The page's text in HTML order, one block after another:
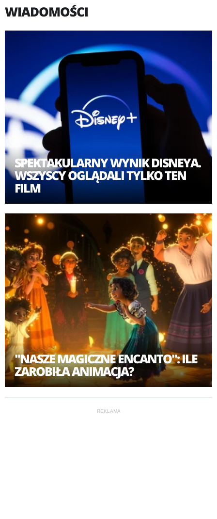
uzdrawiania, z wyjątkiem Mirabel. Kiedy magia
otaczająca Encanto jest w niebezpieczeństwie, Mirabel
odkrywa, że to właśnie ona, jako jedyna zwyczajna
osoba w tej wyjątkowej rodzinie, może być jej ostatnią
WIADOMOŚCI
SPEKTAKULARNY WYNIK DISNEYA.
WSZYSCY OGLĄDALI TYLKO TEN
FILM
"NASZE MAGICZNE ENCANTO": ILE
ZAROBIŁA ANIMACJA?
REKLAMA